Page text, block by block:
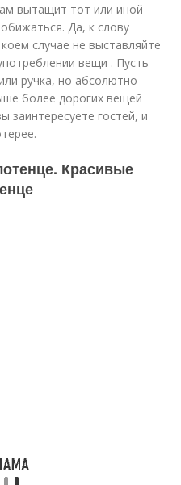
вытащит тот или иной
Да, к слову
случае не выставляйте
вещи . Пусть
ручка, но абсолютно
более дорогих вещей
заинтересуете гостей, и
Красивые